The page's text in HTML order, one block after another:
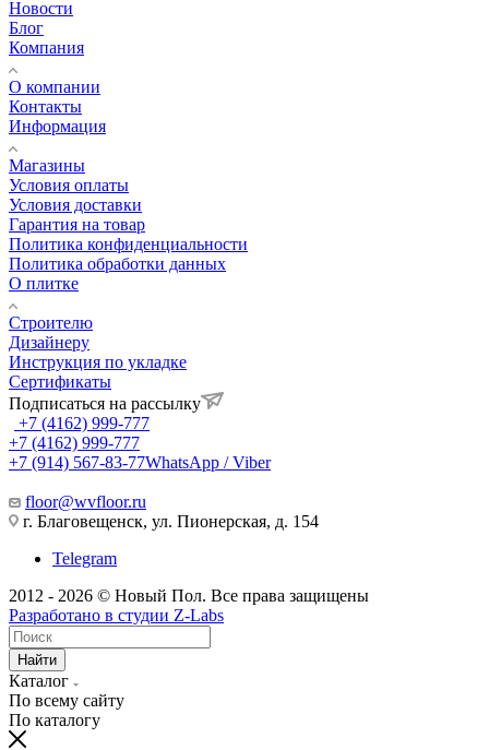
Новости
Блог
Компания
О компании
Контакты
Информация
Магазины
Условия оплаты
Условия доставки
Гарантия на товар
Политика конфиденциальности
Политика обработки данных
О плитке
Строителю
Дизайнеру
Инструкция по укладке
Сертификаты
Подписаться на рассылку
+7 (4162) 999-777
+7 (4162) 999-777
+7 (914) 567-83-77WhatsApp / Viber
floor@wvfloor.ru
г. Благовещенск, ул. Пионерская, д. 154
Telegram
2012 - 2026 © Новый Пол. Все права защищены
Разработано в студии Z-Labs
Найти
Каталог
По всему сайту
По каталогу